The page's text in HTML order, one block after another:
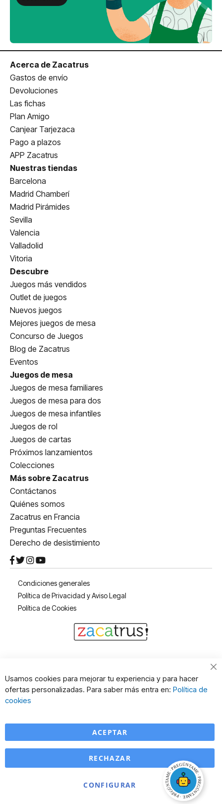
Acerca de Zacatrus
Gastos de envío
Devoluciones
Las fichas
Plan Amigo
Canjear Tarjezaca
Pago a plazos
APP Zacatrus
Nuestras tiendas
Barcelona
Madrid Chamberí
Madrid Pirámides
Sevilla
Valencia
Valladolid
Vitoria
Descubre
Juegos más vendidos
Outlet de juegos
Nuevos juegos
Mejores juegos de mesa
Concurso de Juegos
Blog de Zacatrus
Eventos
Juegos de mesa
Juegos de mesa familiares
Juegos de mesa para dos
Juegos de mesa infantiles
Juegos de rol
Juegos de cartas
Próximos lanzamientos
Colecciones
Más sobre Zacatrus
Contáctanos
Quiénes somos
Zacatrus en Francia
Preguntas Frecuentes
Derecho de desistimiento
Condiciones generales
Política de Privacidad y Aviso Legal
Política de Cookies
Usamos cookies para mejorar tu experiencia y para hacer
ofertas personalizadas. Para saber más entra en: Política de
cookies
ACEPTAR
CONFIGURAR
RECHAZAR